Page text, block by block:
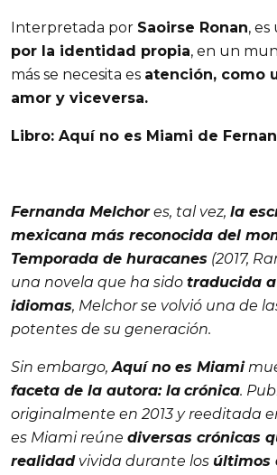
Interpretada por Saoirse Ronan, es
por la identidad propia, en un
más se necesita es atención, como
amor y viceversa.
Libro: Aquí no es Miami de
Fernanda Melchores, tal vez, la
mexicana más reconocida del
Temporada de huracanes (2017,
una novela que ha sido traducida
idiomas, Melchor se volvió una de
potentes de su generación.
Sin embargo,Aquí no es Miami
faceta de la autora: la crónica.
originalmente en 2013 y reeditada
es Miami reúne diversas crónicas
realidadvivida durante los últimos